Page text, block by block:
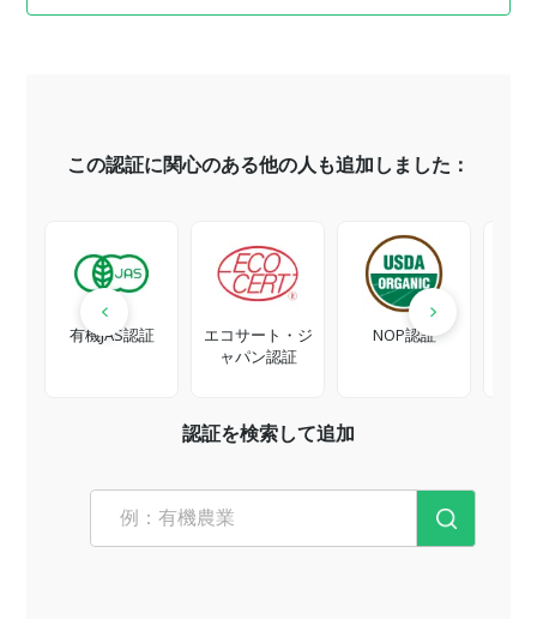
この認証に関心のある他の人も追加しました：
有機JAS認証
エコサート・ジ
ャパン認証
NOP認証
認証を検索して追加